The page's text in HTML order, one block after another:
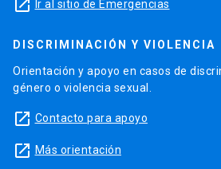
launch Ir al sitio de Emergencias
DISCRIMINACIÓN Y VIOLENCIA
Orientación y apoyo en casos de
género o violencia sexual.
launch Contacto para apoyo
launch Más orientación